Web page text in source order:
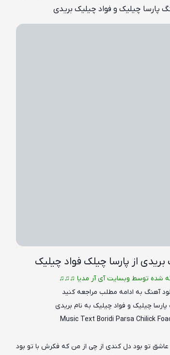
پارسا چیلیک و فواد چیلیک بریدی
بریدی از پارسا چیلک فواد چیلیک
شده توسط وبسایت آی آر مدیا ♫♫♫
آهنگ به ادامه مطلب مراجعه کنید
چیلیک و فواد چیلیک به نام بریدی
Music Text BoridiParsa Chilick
تو بود دل کندی از چی از من که فکرش با تو بود